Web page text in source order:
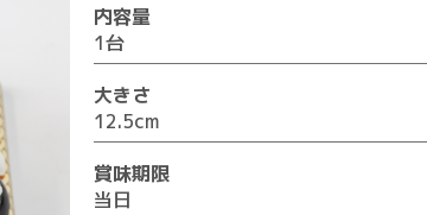
内容量
1台
大きさ
12.5cm
賞味期限
当日